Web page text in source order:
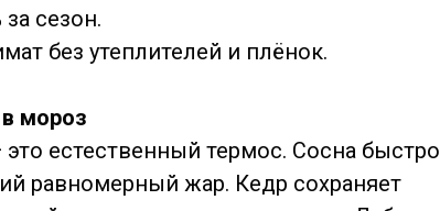
сезон.
без утеплителей и плёнок.
мороз
естественный термос. Сосна быстро
равномерный жар. Кедр сохраняет